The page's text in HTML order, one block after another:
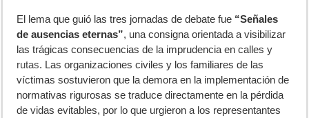
El lema que guió las tres jornadas de debate fue “Señales
de ausencias eternas”, una consigna orientada a visibilizar
las trágicas consecuencias de la imprudencia en calles y
rutas. Las organizaciones civiles y los familiares de las
víctimas sostuvieron que la demora en la implementación de
normativas rigurosas se traduce directamente en la pérdida
de vidas evitables, por lo que urgieron a los representantes